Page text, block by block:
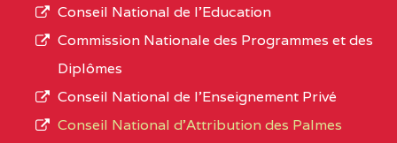
Conseil National de l’Education
Commission Nationale des Programmes et des
Diplômes
Conseil National de l’Enseignement Privé
Conseil National d'Attribution des Palmes